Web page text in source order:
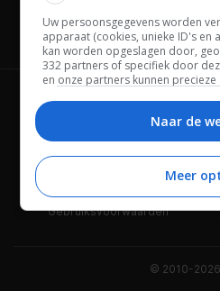
Channels
Wie is FWD
Adverteren
Gebruiksvoorwaarden
© 2010-
Uw persoonsgegevens worden
apparaat (cookies, unieke ID's en
kan worden opgeslagen door,
332 partners of specifiek door
en onze partners kunnen
Bepaalde leveranciers kunnen uw
beheren. Zoek onderaan deze
een link om uw toestemming te
privacy- en cookie-instellingen.
Naar de
Meer